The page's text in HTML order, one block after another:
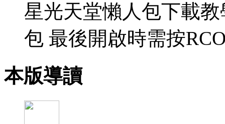
星光天堂懶人包下載
包 最後開啟時需按
本版導讀